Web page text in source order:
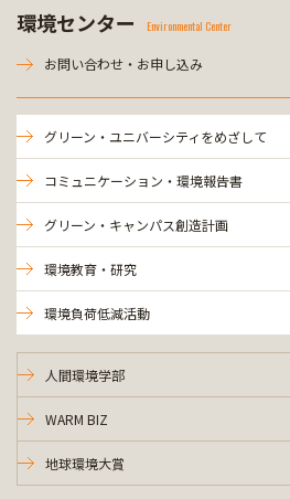
環境センター Environmental Center
お問い合わせ・お申し込み
グリーン・ユニバーシティをめざして
コミュニケーション・環境報告書
グリーン・キャンパス創造計画
環境教育・研究
環境負荷低減活動
人間環境学部
WARM BIZ
地球環境大賞